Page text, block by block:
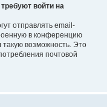
войти на
отправлять email-
в конференцию
возможность. Это
почтовой